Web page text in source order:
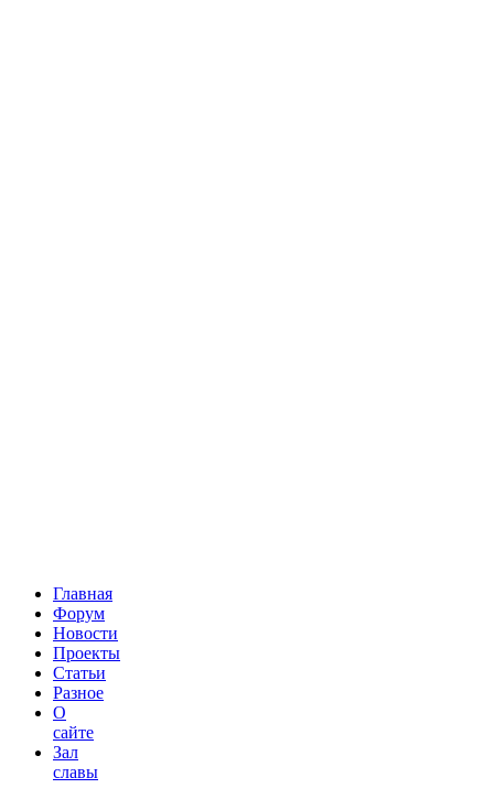
Главная
Форум
Новости
Проекты
Статьи
Разное
О
сайте
Зал
славы